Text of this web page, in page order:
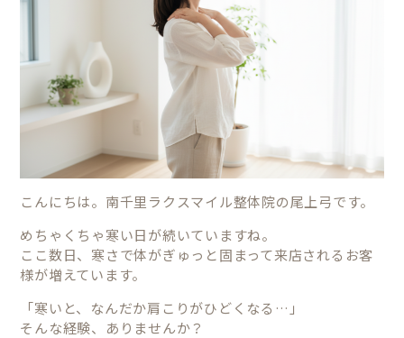
こんにちは。南千里ラクスマイル整体院の尾上弓です。
めちゃくちゃ寒い日が続いていますね。
ここ数日、寒さで体がぎゅっと固まって来店されるお客
様が増えています。
「寒いと、なんだか肩こりがひどくなる…」
そんな経験、ありませんか？